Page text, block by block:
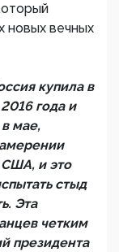
новых вечных
купила в
года и
мае,
и это
стыд
Эта
четким
президента